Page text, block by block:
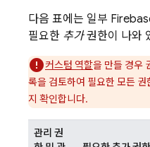
다음 표에는 일부
필요한 추가권한이 나와
커스텀 역할을 만들 경우
록을 검토하여 필요한 모든
지 확인합니다.
관리 권